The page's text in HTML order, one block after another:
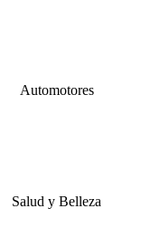
Automotores
Salud y Belleza